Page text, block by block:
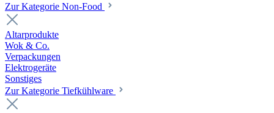
Zur Kategorie Non-Food
Altarprodukte
Wok & Co.
Verpackungen
Elektrogeräte
Sonstiges
Zur Kategorie Tiefkühlware